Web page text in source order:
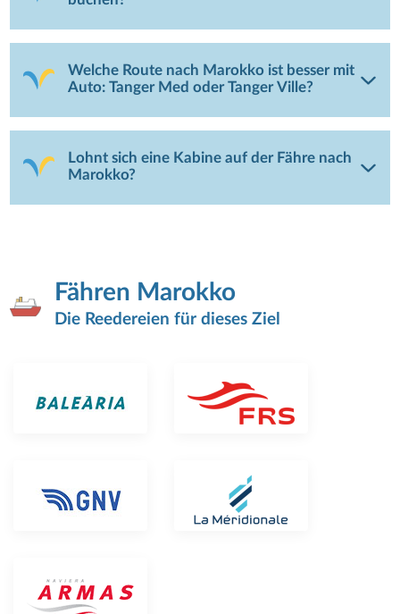
Welche Route nach Marokko ist besser mit
Auto: Tanger Med oder Tanger Ville?
Lohnt sich eine Kabine auf der Fähre nach
Marokko?
Fähren Marokko
Die Reedereien für dieses Ziel